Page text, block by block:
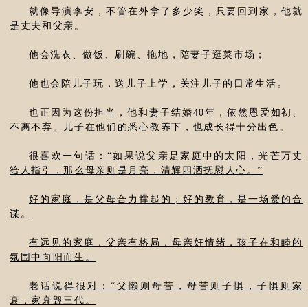
就像导演李安，不管在外拿了多少奖，只要回到家，他就
是丈夫和父亲。
他会洗衣、做饭、刷碗、拖地，陪妻子逛菜市场；
他也会陪儿子玩，送儿子上学，关注儿子的日常生活。
也正因为这份担当，他和妻子结婚40年，依然恩爱如初、
不离不弃。儿子在他们的悉心教养下，也成长得十分出色。
很喜欢一句话：“如果说父亲是家庭中的太阳，光芒万丈
给人指引，那么母亲则是月亮，清辉四洒抚慰人心。”
好的家庭，是父母合力撑起的；好的教育，是一场爱的合
谋。
有远见的家庭，父亲有格局，母亲好情绪，孩子在和睦的
氛围中向阳而生。
老话说得很对：“父懒则母苦，母苦则子惧，子惧则家
衰，家衰毁三代。